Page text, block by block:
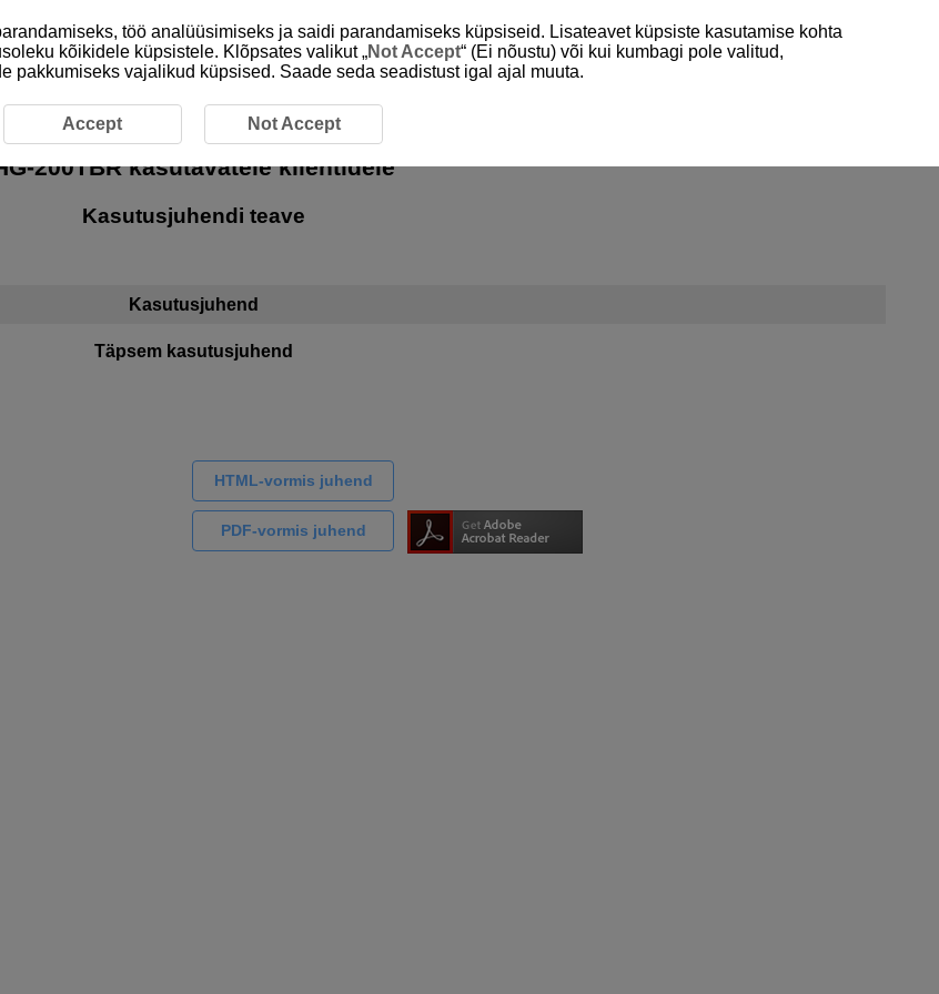
-- Vali piirkond/riik -- Eestikeelne
200TBRkasutavatele klientidele
Kasutusjuhendi teave
Kasutusjuhend
Täpsem kasutusjuhend
HTML-vormis juhend
PDF-vormis juhend
töö analüüsimiseks ja saidi parandamiseks küpsiseid. Lisateavet küpsiste kasutamise kohta
kõikidele küpsistele. Klõpsates valikut „Not Accept“ (Ei nõustu) või kui kumbagi pole valitud,
pakkumiseks vajalikud küpsised. Saade seda seadistust igal ajal muuta.
Accept Not Accept